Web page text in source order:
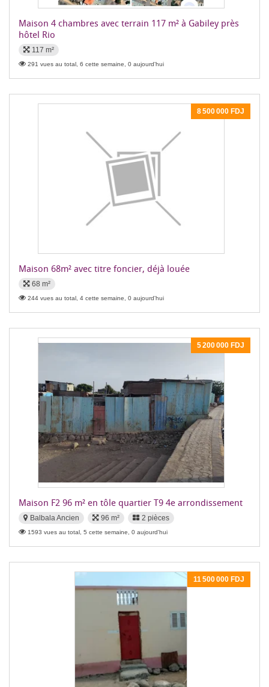
Maison 4 chambres avec terrain 117 m² à Gabiley près
hôtel Rio
117 m²
291 vues au total, 6 cette semaine, 0 aujourd'hui
8 500 000 FDJ
Maison 68m² avec titre foncier, déjà louée
68 m²
244 vues au total, 4 cette semaine, 0 aujourd'hui
5 200 000 FDJ
Maison F2 96 m² en tôle quartier T9 4e arrondissement
Balbala Ancien 96 m² 2 pièces
1593 vues au total, 5 cette semaine, 0 aujourd'hui
11 500 000 FDJ